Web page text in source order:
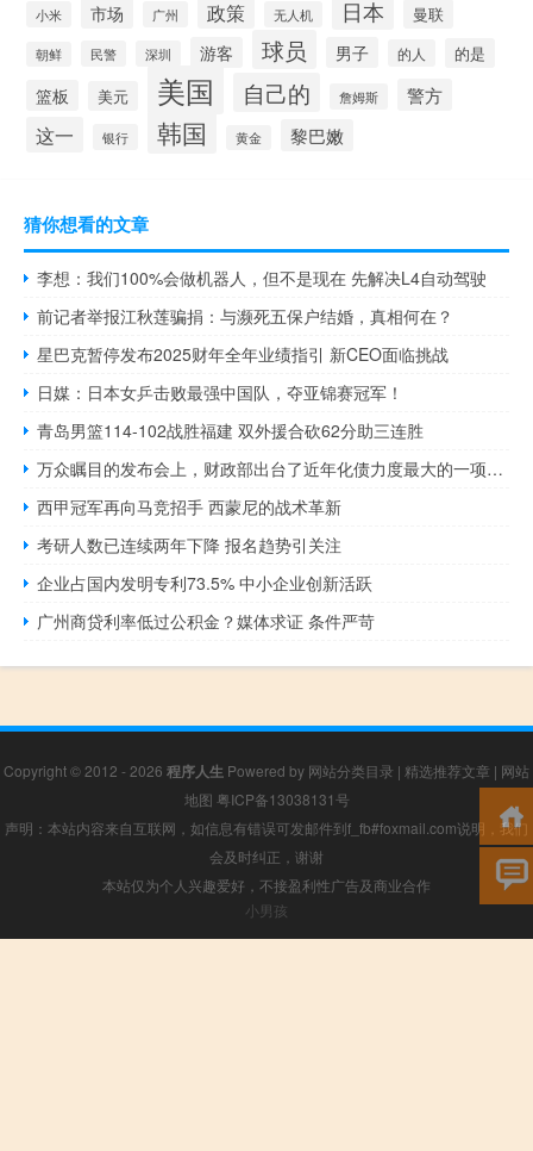
小米 市场 广州 政策 无人机 日本 曼联
朝鲜 民警 深圳 游客 球员 男子 的人 的是
篮板 美元 美国 自己的 詹姆斯 警方
这一 银行 韩国 黄金 黎巴嫩
猜你想看的文章
李想：我们100%会做机器人，但不是现在 先解决L4自动驾驶
前记者举报江秋莲骗捐：与濒死五保户结婚，真相何在？
星巴克暂停发布2025财年全年业绩指引 新CEO面临挑战
日媒：日本女乒击败最强中国队，夺亚锦赛冠军！
青岛男篮114-102战胜福建 双外援合砍62分助三连胜
万众瞩目的发布会上，财政部出台了近年化债力度最大的一项措施 政策\"及时雨\"助力地方解压
西甲冠军再向马竞招手 西蒙尼的战术革新
考研人数已连续两年下降 报名趋势引关注
企业占国内发明专利73.5% 中小企业创新活跃
广州商贷利率低过公积金？媒体求证 条件严苛
Copyright © 2012 - 2026 程序人生 Powered by 网站分类目录 | 精选推荐文章 | 网站
地图 粤ICP备13038131号
声明：本站内容来自互联网，如信息有错误可发邮件到f_fb#foxmail.com说明，我们
会及时纠正，谢谢
本站仅为个人兴趣爱好，不接盈利性广告及商业合作
小男孩